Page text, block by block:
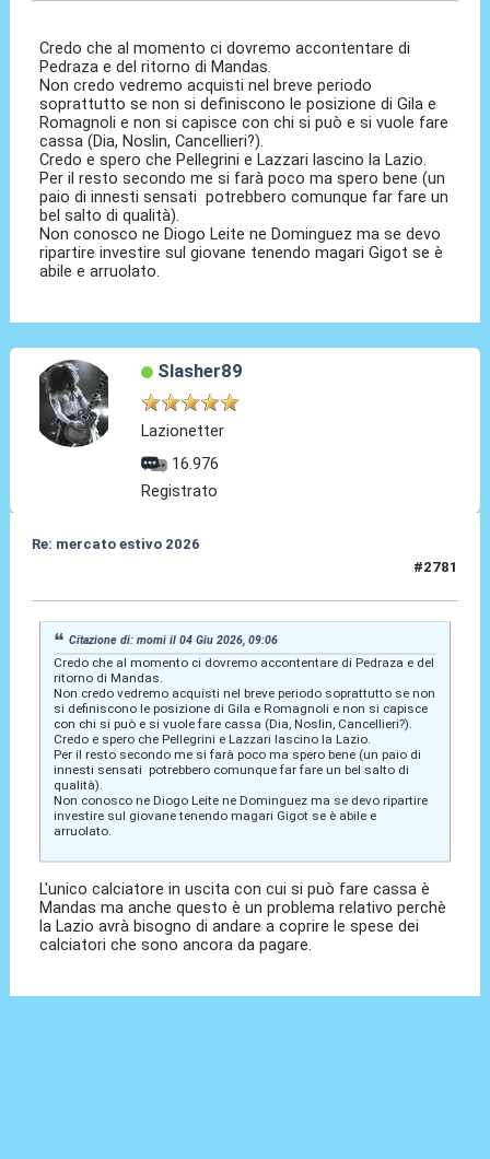
Credo che al momento ci dovremo accontentare di
Pedraza e del ritorno di Mandas.
Non credo vedremo acquisti nel breve periodo
soprattutto se non si definiscono le posizione di Gila e
Romagnoli e non si capisce con chi si può e si vuole fare
cassa (Dia, Noslin, Cancellieri?).
Credo e spero che Pellegrini e Lazzari lascino la Lazio.
Per il resto secondo me si farà poco ma spero bene (un
paio di innesti sensati potrebbero comunque far fare un
bel salto di qualità).
Non conosco ne Diogo Leite ne Dominguez ma se devo
ripartire investire sul giovane tenendo magari Gigot se è
abile e arruolato.
Slasher89
Lazionetter
16.976
Registrato
Re: mercato estivo 2026
#2781
Citazione di: momi il 04 Giu 2026, 09:06
Credo che al momento ci dovremo accontentare di Pedraza e del
ritorno di Mandas.
Non credo vedremo acquisti nel breve periodo soprattutto se non
si definiscono le posizione di Gila e Romagnoli e non si capisce
con chi si può e si vuole fare cassa (Dia, Noslin, Cancellieri?).
Credo e spero che Pellegrini e Lazzari lascino la Lazio.
Per il resto secondo me si farà poco ma spero bene (un paio di
innesti sensati potrebbero comunque far fare un bel salto di
qualità).
Non conosco ne Diogo Leite ne Dominguez ma se devo ripartire
investire sul giovane tenendo magari Gigot se è abile e
arruolato.
L'unico calciatore in uscita con cui si può fare cassa è
Mandas ma anche questo è un problema relativo perchè
la Lazio avrà bisogno di andare a coprire le spese dei
calciatori che sono ancora da pagare.